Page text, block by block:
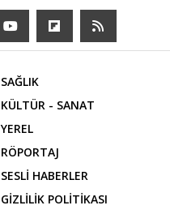
SAĞLIK
KÜLTÜR - SANAT
YEREL
RÖPORTAJ
SESLİ HABERLER
GİZLİLİK POLİTİKASI